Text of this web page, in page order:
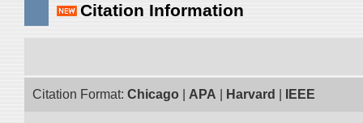
Citation Information
Citation Format: Chicago APA Harvard IEEE